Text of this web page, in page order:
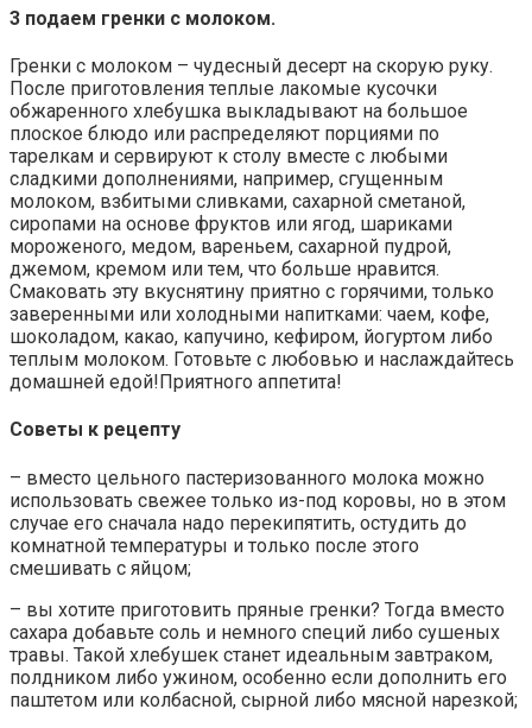
3 подаем гренки с молоком.
Гренки с молоком – чудесный десерт на скорую руку.
После приготовления теплые лакомые кусочки
обжаренного хлебушка выкладывают на большое
плоское блюдо или распределяют порциями по
тарелкам и сервируют к столу вместе с любыми
сладкими дополнениями, например, сгущенным
молоком, взбитыми сливками, сахарной сметаной,
сиропами на основе фруктов или ягод, шариками
мороженого, медом, вареньем, сахарной пудрой,
джемом, кремом или тем, что больше нравится.
Смаковать эту вкуснятину приятно с горячими, только
заверенными или холодными напитками: чаем, кофе,
шоколадом, какао, капучино, кефиром, йогуртом либо
теплым молоком. Готовьте с любовью и наслаждайтесь
домашней едой!Приятного аппетита!
Советы к рецепту
– вместо цельного пастеризованного молока можно
использовать свежее только из-под коровы, но в этом
случае его сначала надо перекипятить, остудить до
комнатной температуры и только после этого
смешивать с яйцом;
– вы хотите приготовить пряные гренки? Тогда вместо
сахара добавьте соль и немного специй либо сушеных
травы. Такой хлебушек станет идеальным завтраком,
полдником либо ужином, особенно если дополнить его
паштетом или колбасной, сырной либо мясной нарезкой;